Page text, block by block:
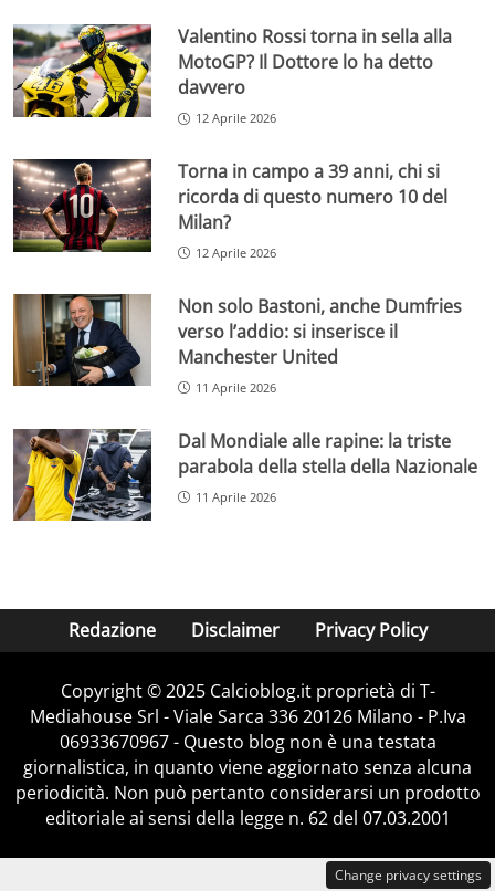
Valentino Rossi torna in sella alla
MotoGP? Il Dottore lo ha detto
davvero
12 Aprile 2026
Torna in campo a 39 anni, chi si
ricorda di questo numero 10 del
Milan?
12 Aprile 2026
Non solo Bastoni, anche Dumfries
verso l’addio: si inserisce il
Manchester United
11 Aprile 2026
Dal Mondiale alle rapine: la triste
parabola della stella della Nazionale
11 Aprile 2026
Redazione Disclaimer Privacy Policy
Copyright © 2025 Calcioblog.it proprietà di T-
Mediahouse Srl - Viale Sarca 336 20126 Milano - P.Iva
06933670967 - Questo blog non è una testata
giornalistica, in quanto viene aggiornato senza alcuna
periodicità. Non può pertanto considerarsi un prodotto
editoriale ai sensi della legge n. 62 del 07.03.2001
Change privacy settings